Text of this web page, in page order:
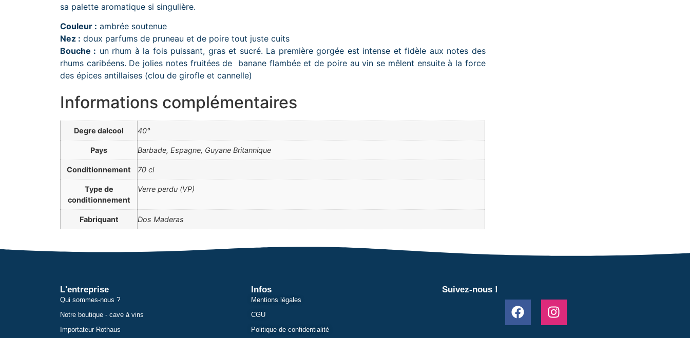
sa palette aromatique si singulière.
Couleur : ambrée soutenue
Nez : doux parfums de pruneau et de poire tout juste cuits
Bouche : un rhum à la fois puissant, gras et sucré. La première gorgée est intense et fidèle aux notes des
rhums caribéens. De jolies notes fruitées de banane flambée et de poire au vin se mêlent ensuite à la force
des épices antillaises (clou de girofle et cannelle)
Informations complémentaires
Degre dalcool 40°
Pays Barbade, Espagne, Guyane Britannique
Conditionnement 70 cl
Type de
conditionnement
Verre perdu (VP)
Fabriquant Dos Maderas
L'entreprise
Qui sommes-nous ?
Notre boutique - cave à vins
Importateur Rothaus
Infos
Mentions légales
CGU
Politique de confidentialité
Suivez-nous !